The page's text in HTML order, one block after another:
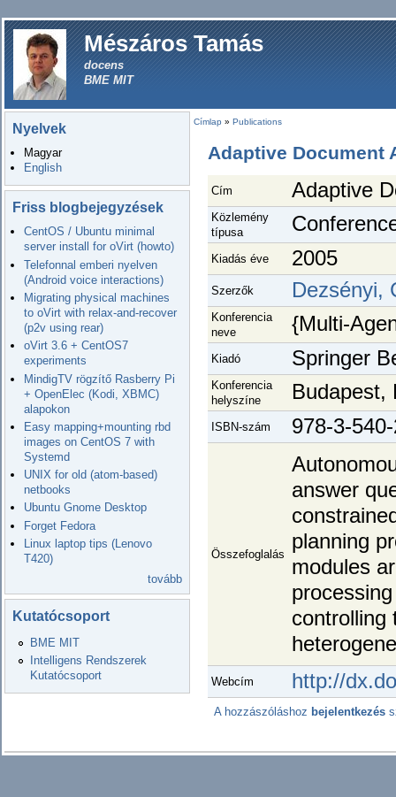
Mészáros Tamás
docens
BME MIT
Nyelvek
Magyar
English
Friss blogbejegyzések
CentOS / Ubuntu minimal
server install for oVirt (howto)
Telefonnal emberi nyelven
(Android voice interactions)
Migrating physical machines
to oVirt with relax-and-recover
(p2v using rear)
oVirt 3.6 + CentOS7
experiments
MindigTV rögzítő Rasberry Pi
+ OpenElec (Kodi, XBMC)
alapokon
Easy mapping+mounting rbd
images on CentOS 7 with
Systemd
UNIX for old (atom-based)
netbooks
Ubuntu Gnome Desktop
Forget Fedora
Linux laptop tips (Lenovo
T420)
tovább
Kutatócsoport
BME MIT
Intelligens Rendszerek
Kutatócsoport
Címlap » Publications
Adaptive Document
Cím Adaptive
Közlemény
típusa
Kiadás éve 2005
Szerzők Dezsényi,
Konferencia
neve
{Multi-
Kiadó Springer
Konferencia
helyszíne
Budapest,
ISBN-szám 978-3-
Összefoglalás
answer
planning
modules
controlling
Webcím http://
A hozzászóláshoz bejelentkezés